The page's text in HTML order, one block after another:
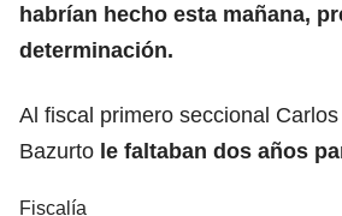
habrían hecho esta mañana,
determinación.
Al fiscal primero seccional
Bazurto le faltaban dos años
Fiscalía